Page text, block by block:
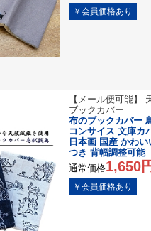
【メール便可能】
ブックカバー
布のブックカバー
コンサイス 文庫カ
日本画 国産 かわ
つき 背幅調整可能
通常価格1,650